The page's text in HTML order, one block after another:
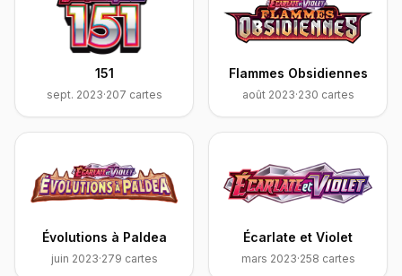
151
sept. 2023·207 cartes
Flammes Obsidiennes
août 2023·230 cartes
Évolutions à Paldea
juin 2023·279 cartes
Écarlate et Violet
mars 2023·258 cartes